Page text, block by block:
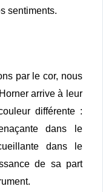
sentiments.
par le cor, nous
arrive à leur
différente :
dans le
dans le
de sa part